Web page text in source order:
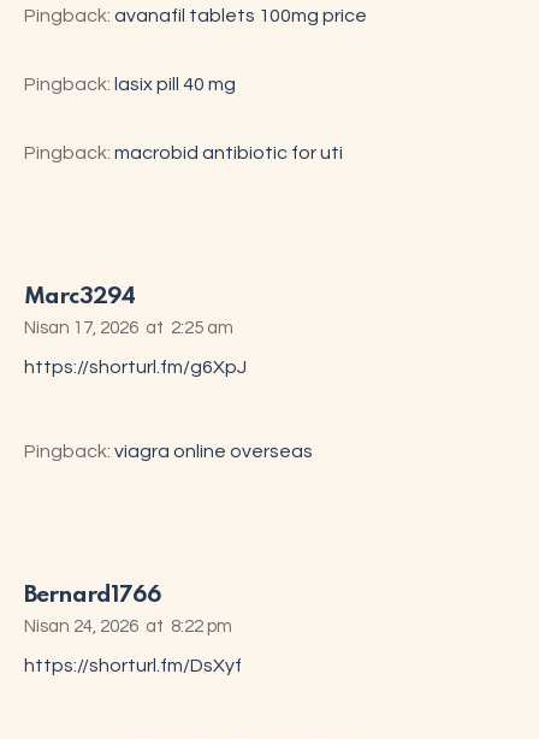
Pingback: avanafil tablets 100mg price
Pingback: lasix pill 40 mg
Pingback: macrobid antibiotic for uti
Marc3294
Nisan 17, 2026 at 2:25 am
https://shorturl.fm/g6XpJ
Pingback: viagra online overseas
Bernard1766
Nisan 24, 2026 at 8:22 pm
https://shorturl.fm/DsXyf